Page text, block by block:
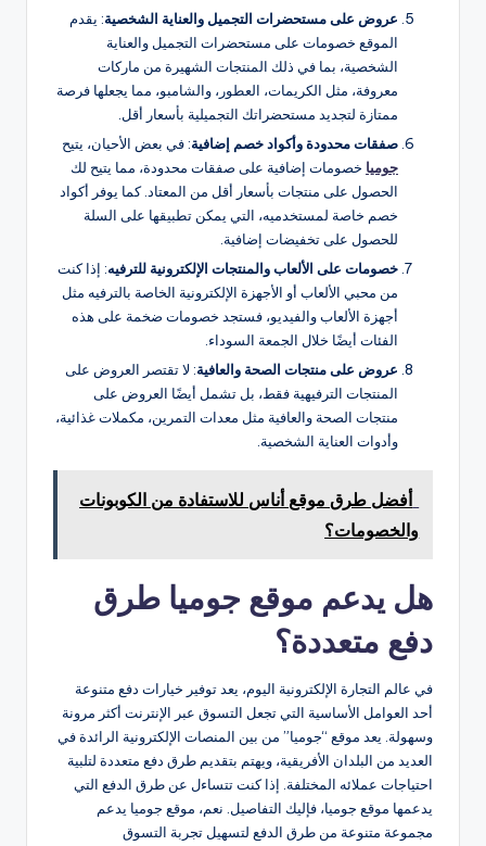
عروض على مستحضرات التجميل والعناية الشخصية: يقدم
الموقع خصومات على مستحضرات التجميل والعناية
الشخصية، بما في ذلك المنتجات الشهيرة من ماركات
معروفة، مثل الكريمات، العطور، والشامبو، مما يجعلها فرصة
ممتازة لتجديد مستحضراتك التجميلية بأسعار أقل.
صفقات محدودة وأكواد خصم إضافية: في بعض الأحيان، يتيح
جوميا خصومات إضافية على صفقات محدودة، مما يتيح لك
الحصول على منتجات بأسعار أقل من المعتاد. كما يوفر أكواد
خصم خاصة لمستخدميه، التي يمكن تطبيقها على السلة
للحصول على تخفيضات إضافية.
خصومات على الألعاب والمنتجات الإلكترونية للترفيه: إذا كنت
من محبي الألعاب أو الأجهزة الإلكترونية الخاصة بالترفيه مثل
أجهزة الألعاب والفيديو، فستجد خصومات ضخمة على هذه
الفئات أيضًا خلال الجمعة السوداء.
عروض على منتجات الصحة والعافية: لا تقتصر العروض على
المنتجات الترفيهية فقط، بل تشمل أيضًا العروض على
منتجات الصحة والعافية مثل معدات التمرين، مكملات غذائية،
وأدوات العناية الشخصية.
أفضل طرق موقع أناس للاستفادة من الكوبونات
والخصومات؟
هل يدعم موقع جوميا طرق
دفع متعددة؟
في عالم التجارة الإلكترونية اليوم، يعد توفير خيارات دفع متنوعة
أحد العوامل الأساسية التي تجعل التسوق عبر الإنترنت أكثر مرونة
وسهولة. يعد موقع “جوميا” من بين المنصات الإلكترونية الرائدة في
العديد من البلدان الأفريقية، ويهتم بتقديم طرق دفع متعددة لتلبية
احتياجات عملائه المختلفة. إذا كنت تتساءل عن طرق الدفع التي
يدعمها موقع جوميا، فإليك التفاصيل. نعم، موقع جوميا يدعم
مجموعة متنوعة من طرق الدفع لتسهيل تجربة التسوق